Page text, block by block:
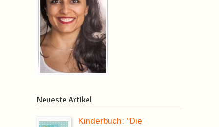
Neueste Artikel
Kinderbuch: “Die